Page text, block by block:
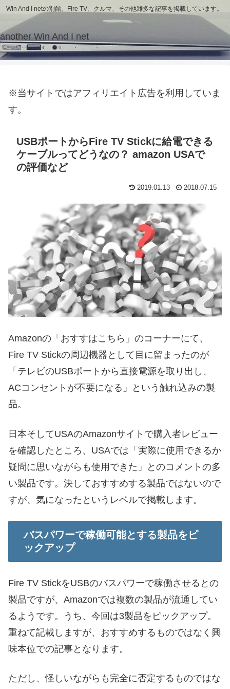
Win And I netの別館。Fire TV、クルマ、その他雑多な記事を掲載しています。
another Win And I net
※当サイトではアフィリエイト広告を利用していま
す。
USBポートからFire TV Stickに給電できる
ケーブルってどうなの？ amazon USAで
の評価など
2019.01.13 2018.07.15
Amazonの「おすすはこちら」のコーナーにて、
Fire TV Stickの周辺機器として目に留まったのが
「テレビのUSBポートから直接電源を取り出し、
ACコンセントが不要になる」という触れ込みの製
品。
日本そしてUSAのAmazonサイトで購入者レビュー
を確認したところ、USAでは「実際に使用できるか
疑問に思いながらも使用できた」とのコメントの多
い製品です。決しておすすめする製品ではないので
すが、気になったというレベルで掲載します。
バスパワーで稼働可能とする製品をピ
ックアップ
Fire TV StickをUSBのバスパワーで稼働させるとの
製品ですが、Amazonでは複数の製品が流通してい
るようです。うち、今回は3製品をピックアップ。
重ねて記載しますが、おすすめするものではなく興
味本位での記事となります。
ただし、怪しいながらも完全に否定するものではな